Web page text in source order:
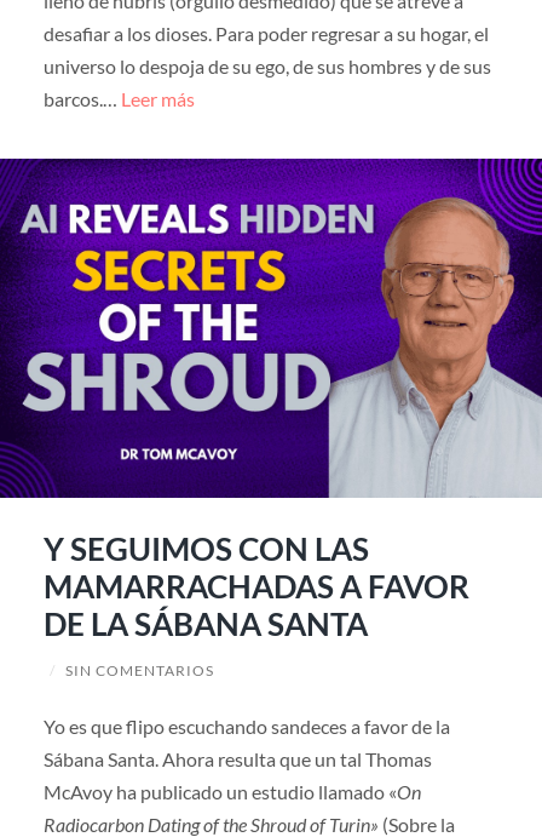
desafiar a los dioses. Para poder regresar a su hogar, el
universo lo despoja de su ego, de sus hombres y de sus
barcos.… Leer más
Y SEGUIMOS CON LAS
MAMARRACHADAS A FAVOR
DE LA SÁBANA SANTA
/ SIN COMENTARIOS
Yo es que flipo escuchando sandeces a favor de la
Sábana Santa. Ahora resulta que un tal Thomas
McAvoy ha publicado un estudio llamado «On
Radiocarbon Dating of the Shroud of Turin» (Sobre la